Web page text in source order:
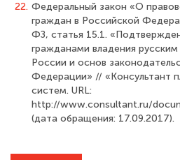
22. Федеральный закон «О
граждан в Россий­ской
ФЗ, статья 15.1.
гражданами владения
России и основ
Федерации» // «Консультант
систем. URL:
http://www.consultant.ru/
(дата обращения: 17.09.2017).